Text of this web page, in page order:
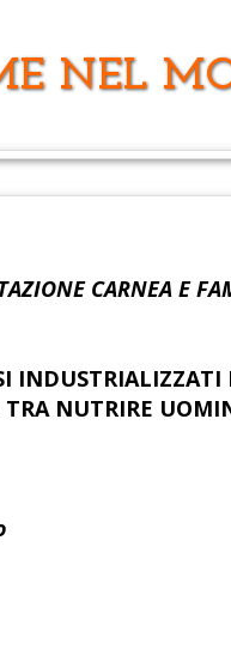
NEL
CARNEA E
TRA NUTRIRE